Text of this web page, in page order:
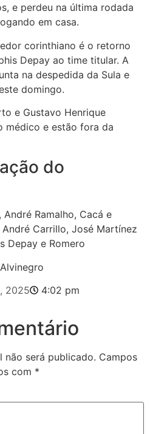
e perdeu na última rodada
em casa.
corinthiano é o retorno
Depay ao time titular. A
na despedida da Sula e
domingo.
e Gustavo Henrique
médico e estão fora da
do
Ramalho, Cacá e
Carrillo, José Martínez
Depay e Romero
2025
4:02 pm
não será publicado. Campos
com *